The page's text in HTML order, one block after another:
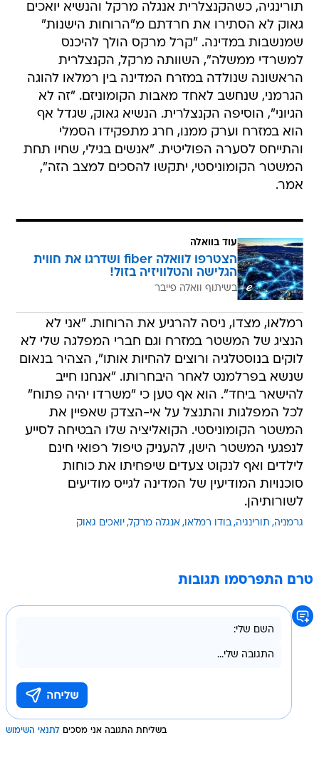
תורינגיה, כשהקנצלרית אנגלה מרקל והנשיא יואכים
גאוק לא הסתירו את חרדתם מ"הרוחות הישנות"
שמנשבות במדינה. "קרל מרקס הולך להיכנס
למשרדי ממשלה", השוותה מרקל, הקנצלרית
הראשונה שנולדה במזרח המדינה בין רמלאו להוגה
הגרמני, שנחשב לאחד מאבות הקומוניזם. "זה לא
הגיוני", הוסיפה הקנצלרית. הנשיא גאוק, שגדל אף
הוא במזרח וערק ממנו, חרג מתפקידו הסמלי
והתייחס לסערה הפוליטית. "אנשים בגילי, שחיו תחת
המשטר הקומוניסטי, יתקשו להסכים למצב הזה",
אמר.
עוד בוואלה
הצטרפו לוואלה fiber ושדרגו את חווית
הגלישה והטלוויזיה בזול!
בשיתוף וואלה פייבר
רמלאו, מצדו, ניסה להרגיע את הרוחות. "אני לא
הנציג של המשטר במזרח וגם חברי המפלגה שלי לא
לוקים בנוסטלגיה ורוצים להחיות אותו", הצהיר בנאום
שנשא בפרלמנט לאחר היבחרותו. "אנחנו חייב
להישאר ביחד". הוא אף טען כי "משרדו יהיה פתוח"
לכל המפלגות והתנצל על אי-הצדק שאפיין את
המשטר הקומוניסטי. הקואליציה שלו הבטיחה לסייע
לנפגעי המשטר הישן, להעניק טיפול רפואי חינם
לילדים ואף לנקוט צעדים שיפחיתו את כוחות
סוכנויות המודיעין של המדינה לגייס מודיעים
לשורותיהן.
גרמניה תורינגיה בודו רמלאו אנגלה מרקל יואכים גאוק
טרם התפרסמו תגובות
בשליחת התגובה אני מסכים לתנאי השימוש